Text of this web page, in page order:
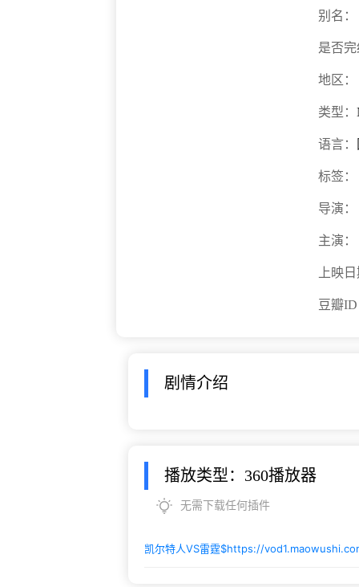
别名：
是否
地区：
类型：
语言：
标签：
导演：
主演：
上映
豆瓣
剧情介绍
播放类型：360播放器
无需下载任何插件
凯尔特人VS雷霆$https://